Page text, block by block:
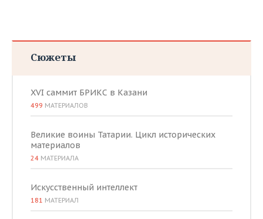
Сюжеты
XVI саммит БРИКС в Казани
499 МАТЕРИАЛОВ
Великие воины Татарии. Цикл исторических
материалов
24 МАТЕРИАЛА
Искусственный интеллект
181 МАТЕРИАЛ